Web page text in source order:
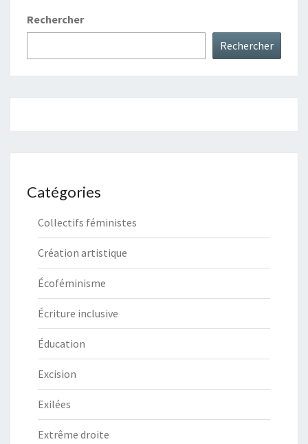
Rechercher
Rechercher
Catégories
Collectifs féministes
Création artistique
Écoféminisme
Écriture inclusive
Éducation
Excision
Exilées
Extrême droite